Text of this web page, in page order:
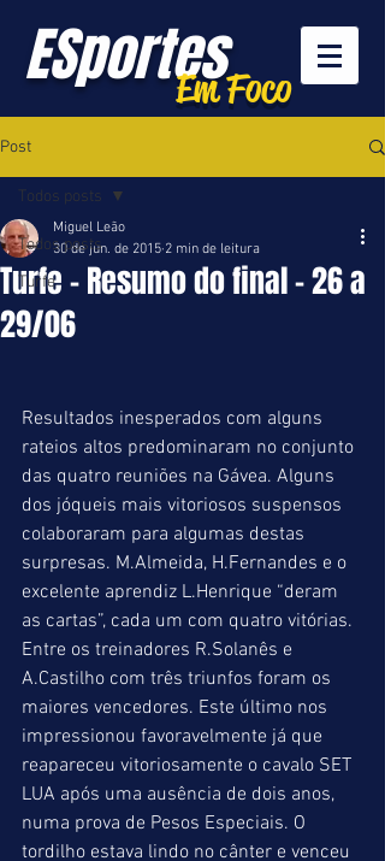
ESportesEm Foco
Post
Todos posts
Turfe
Todos posts
Turfe - Resumo do final - 26 a
29/06
Miguel Leão
30 de jun. de 2015 2 min de leitura
Resultados inesperados com alguns
rateios altos predominaram no conjunto
das quatro reuniões na Gávea. Alguns
dos jóqueis mais vitoriosos suspensos
colaboraram para algumas destas
surpresas. M.Almeida, H.Fernandes e o
excelente aprendiz L.Henrique “deram
as cartas”, cada um com quatro vitórias.
Entre os treinadores R.Solanês e
A.Castilho com três triunfos foram os
maiores vencedores. Este último nos
impressionou favoravelmente já que
reapareceu vitoriosamente o cavalo SET
LUA após uma ausência de dois anos,
numa prova de Pesos Especiais. O
tordilho estava lindo no cânter e venceu